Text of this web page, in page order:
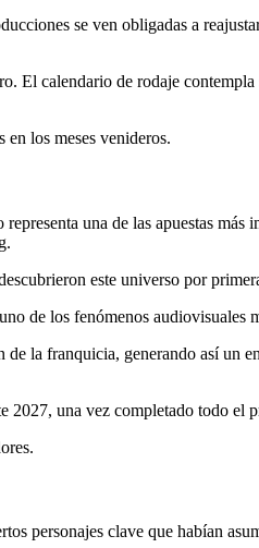
se ven obligadas a
El calendario de rodaje
los meses venideros.
una de las apuestas
este universo por
de los fenómenos audiovisuales
la franquicia, generando así un
2027, una vez completado todo el
personajes clave que habían